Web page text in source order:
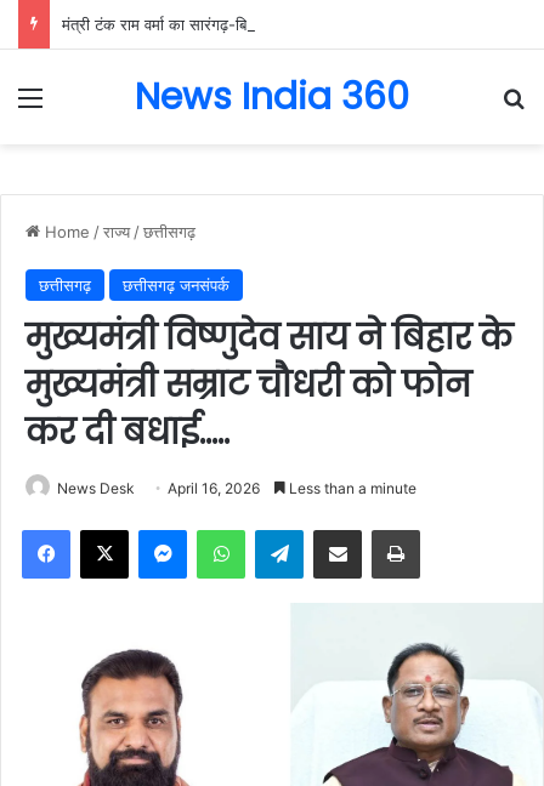
Menu News India 360
Home /राज्य /छत्तीसगढ़
छत्तीसगढ़ छत्तीसगढ़ जनसंपर्क
मुख्यमंत्री विष्णुदेव साय ने बिहार के
मुख्यमंत्री सम्राट चौधरी को फोन
कर दी बधाई…..
News Desk April 16, 2026 Less than a minute
Facebook
X MessengerWhatsAppTelegramShare via Email Print